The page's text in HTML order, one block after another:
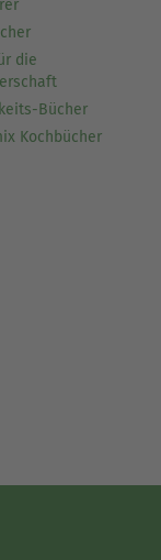
die
Bücher
Kochbücher